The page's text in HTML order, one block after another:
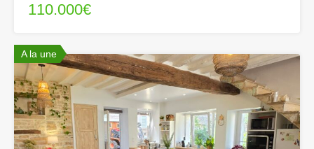
110.000€
A la une